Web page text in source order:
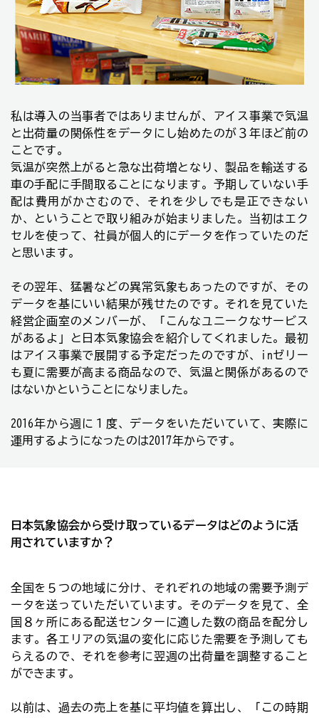
私は導入の当事者ではありませんが、アイス事業で気温
と出荷量の関係性をデータにし始めたのが３年ほど前の
ことです。
気温が突然上がると急な出荷増となり、製品を輸送する
車の手配に手間取ることになります。予期していない手
配は費用がかさむので、それを少しでも是正できない
か、ということで取り組みが始まりました。当初はエク
セルを使って、社員が個人的にデータを作っていたのだ
と思います。
その翌年、猛暑などの異常気象もあったのですが、その
データを基にいい結果が残せたのです。それを見ていた
経営企画室のメンバーが、「こんなユニークなサービス
があるよ」と日本気象協会を紹介してくれました。最初
はアイス事業で展開する予定だったのですが、inゼリー
も夏に需要が高まる商品なので、気温と関係があるので
はないかということになりました。
2016年から週に１度、データをいただいていて、実際に
運用するようになったのは2017年からです。
日本気象協会から受け取っているデータはどのように活
用されていますか？
全国を５つの地域に分け、それぞれの地域の需要予測デ
ータを送っていただいています。そのデータを見て、全
国８ヶ所にある配送センターに適した数の商品を配分し
ます。各エリアの気温の変化に応じた需要を予測しても
らえるので、それを参考に翌週の出荷量を調整すること
ができます。
以前は、過去の売上を基に平均値を算出し、「この時期